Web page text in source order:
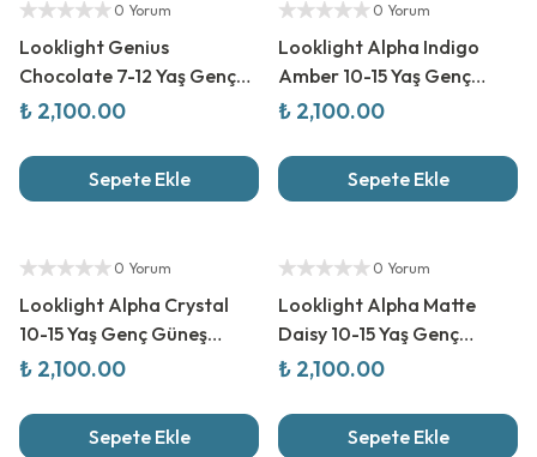
0 Yorum
Looklight Genius
Chocolate 7-12 Yaş Genç
Güneş Gözlüğü
₺ 2,100.00
Sepete Ekle
0 Yorum
Looklight Alpha Indigo
Amber 10-15 Yaş Genç
Güneş Gözlüğü
₺ 2,100.00
Sepete Ekle
0 Yorum
Looklight Alpha Crystal
10-15 Yaş Genç Güneş
Gözlüğü
₺ 2,100.00
Sepete Ekle
0 Yorum
Looklight Alpha Matte
Daisy 10-15 Yaş Genç
Güneş Gözlüğü
₺ 2,100.00
Sepete Ekle